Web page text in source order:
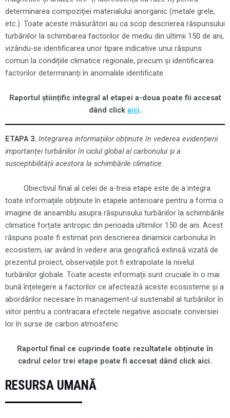
determinarea compoziției materialului anorganic (metale grele,
etc.). Toate aceste măsurători au ca scop descrierea răspunsului
turbăriilor la schimbarea factorilor de mediu din ultimii 150 de ani,
vizându-se identificarea unor tipare indicative unui răspuns
comun la condițiile climatice regionale, precum și identificarea
factorilor determinanți în anomaliile identificate.
Raportul științific integral al etapei a-doua poate fii accesat
dând click aici.
ETAPA 3. Integrarea informațiilor obținute în vederea evidențierii
importanței turbăriilor în ciclul global al carbonului și a
susceptibilității acestora la schimbările climatice.
Obiectivul final al celei de a-treia etape este de a integra
toate informațiile obținute în etapele anterioare pentru a forma o
imagine de ansamblu asupra răspunsului turbăriilor la schimbările
climatice forțate antropic din perioada ultimilor 150 de ani. Acest
răspuns poate fi estimat prin descrierea dinamicii carbonului în
ecosistem, iar având în vedere aria geografică extinsă vizată de
prezentul proiect, observațiile pot fi extrapolate la nivelul
turbăriilor globale. Toate aceste informații sunt cruciale în o mai
bună înțelegere a factorilor ce afectează aceste ecosisteme și a
abordărilor necesare în management-ul sustenabil al turbăriilor în
viitor pentru a contracara efectele negative asociate conversiei
lor în surse de carbon atmosferic.
Raportul final ce cuprinde toate rezultatele obținute în
cadrul celor trei etape poate fi accesat dând click aici.
RESURSA UMANĂ